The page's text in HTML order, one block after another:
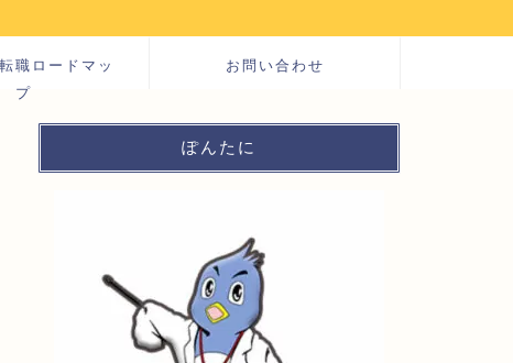
職ロードマッ
プ
お問い合わせ
ぽんたに